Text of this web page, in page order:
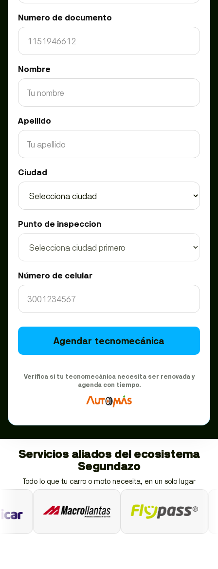
Numero de documento
Nombre
Apellido
Ciudad
Punto de inspeccion
Número de celular
Agendar tecnomecánica
Verifica si tu tecnomecánica necesita ser renovada y
agenda con tiempo.
Servicios aliados del ecosistema
Segundazo
Todo lo que tu carro o moto necesita, en un solo lugar